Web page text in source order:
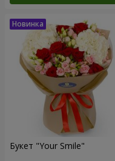
Букет "Your Smile"